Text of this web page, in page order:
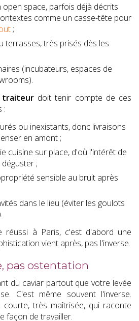
open space, parfois déjà décrits
comme un casse-tête pour
;
terrasses, très prisés dès les
(incubateurs, espaces de
traiteurdoit tenir compte de ces
:
ou inexistants, donc livraisons
en amont ;
cuisine sur place, d'où l'intérêt de
;
sensible au bruit après
dans le lieu (éviter les goulots
réussi à Paris, c'est d'abord une
vient après, pas l'inverse.
pas ostentation
du caviar partout que votre levée
C'est même souvent l'inverse.
très maîtrisée, qui raconte
façon de travailler.